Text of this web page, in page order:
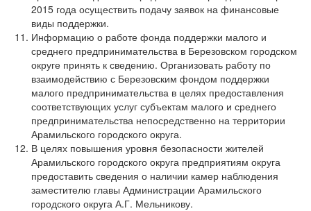
2015 года осуществить подачу заявок на финансовые
виды поддержки.
Информацию о работе фонда поддержки малого и
среднего предпринимательства в Березовском городском
округе принять к сведению. Организовать работу по
взаимодействию с Березовским фондом поддержки
малого предпринимательства в целях предоставления
соответствующих услуг субъектам малого и среднего
предпринимательства непосредственно на территории
Арамильского городского округа.
В целях повышения уровня безопасности жителей
Арамильского городского округа предприятиям округа
предоставить сведения о наличии камер наблюдения
заместителю главы Администрации Арамильского
городского округа А.Г. Мельникову.